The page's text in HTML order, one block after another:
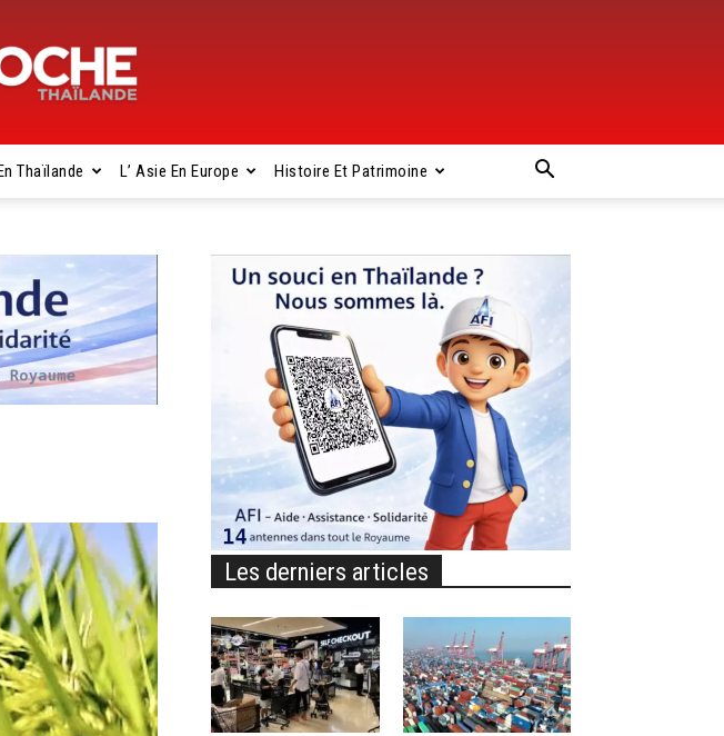
Thaïlande L’ Asie En Europe Histoire Et Patrimoine
Les derniers articles